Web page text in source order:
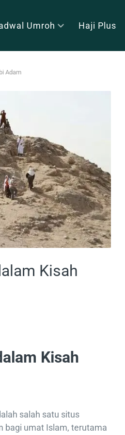
Umroh Haji Plus
Adam
Kisah
Kisah
salah satu situs
bagi umat Islam, terutama